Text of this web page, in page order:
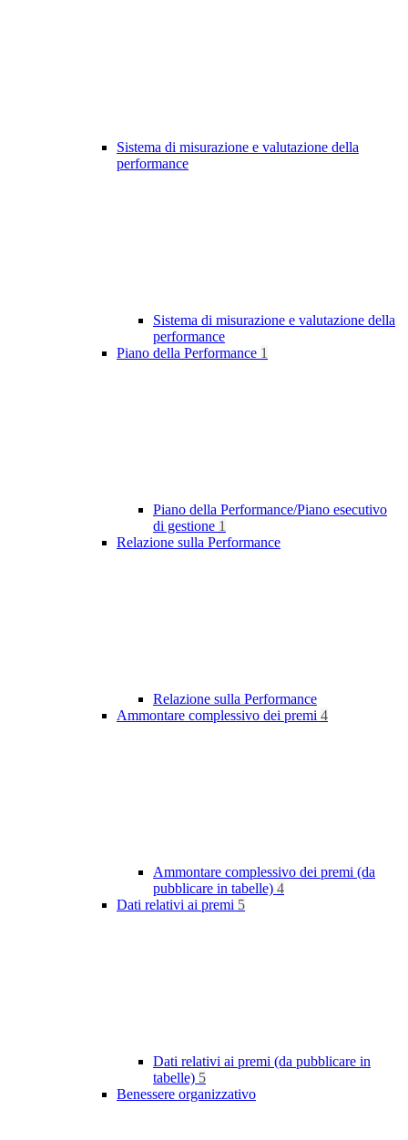
Sistema di misurazione e valutazione della
performance
Sistema di misurazione e valutazione della
performance
Piano della Performance 1
Piano della Performance/Piano esecutivo
di gestione 1
Relazione sulla Performance
Relazione sulla Performance
Ammontare complessivo dei premi 4
Ammontare complessivo dei premi (da
pubblicare in tabelle) 4
Dati relativi ai premi 5
Dati relativi ai premi (da pubblicare in
tabelle) 5
Benessere organizzativo